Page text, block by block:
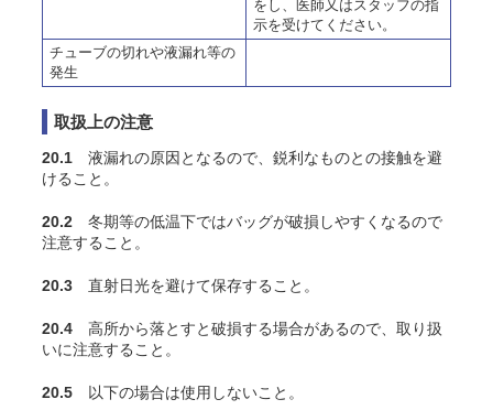
をし、医師又はスタッフの指
示を受けてください。
チューブの切れや液漏れ等の
発生
取扱上の注意
20.1 液漏れの原因となるので、鋭利なものとの接触を避
けること。
20.2 冬期等の低温下ではバッグが破損しやすくなるので
注意すること。
20.3 直射日光を避けて保存すること。
20.4 高所から落とすと破損する場合があるので、取り扱
いに注意すること。
20.5 以下の場合は使用しないこと。